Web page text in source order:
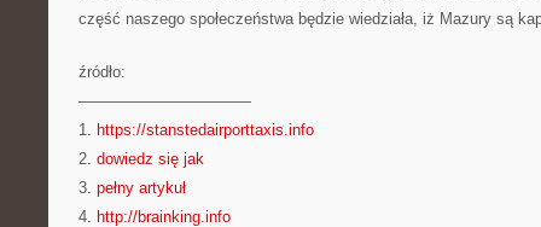
część naszego społeczeństwa będzie wiedziała, iż Mazury są
źródło:
———————————
1. https://stanstedairporttaxis.info
2. dowiedz się jak
3. pełny artykuł
4. http://brainking.info